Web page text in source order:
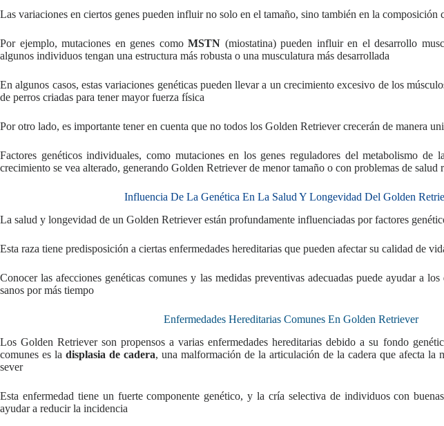
Las variaciones en ciertos genes pueden influir no solo en el tamaño, sino también en la composición
Por ejemplo, mutaciones en genes comoMSTN (miostatina) pueden influir en el desarrollo
algunos individuos tengan una estructura más robusta o una musculatura más desarrollada
En algunos casos, estas variaciones genéticas pueden llevar a un crecimiento excesivo de los
de perros criadas para tener mayor fuerza física
Por otro lado, es importante tener en cuenta que no todos los Golden Retriever crecerán de manera
Factores genéticos individuales, como mutaciones en los genes reguladores del metabolismo de
crecimiento se vea alterado, generando Golden Retriever de menor tamaño o con problemas de salud
Influencia De La Genética En La Salud Y Longevidad Del Golden
La salud y longevidad de un Golden Retriever están profundamente influenciadas por factores
Esta raza tiene predisposición a ciertas enfermedades hereditarias que pueden afectar su calidad de
Conocer las afecciones genéticas comunes y las medidas preventivas adecuadas puede ayudar a
sanos por más tiempo
Enfermedades Hereditarias Comunes En Golden Retriever
Los Golden Retriever son propensos a varias enfermedades hereditarias debido a su fondo
comunes es la displasia de cadera, una malformación de la articulación de la cadera que afecta la
sever
Esta enfermedad tiene un fuerte componente genético, y la cría selectiva de individuos con
ayudar a reducir la incidencia